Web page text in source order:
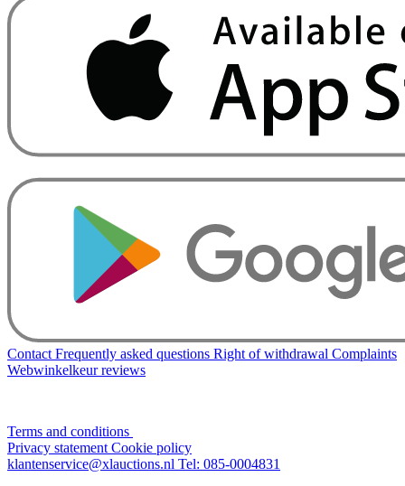
Contact Frequently asked questions Right of withdrawal Complaints
Webwinkelkeur reviews
Terms and conditions
Privacy statement Cookie policy
klantenservice@xlauctions.nl Tel: 085-0004831